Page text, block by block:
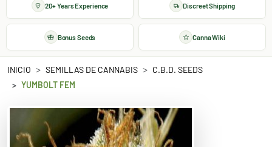
20+ Years Experience Discreet Shipping
Bonus Seeds Canna Wiki
INICIO SEMILLAS DE CANNABIS
C.B.D. SEEDS
YUMBOLT FEM